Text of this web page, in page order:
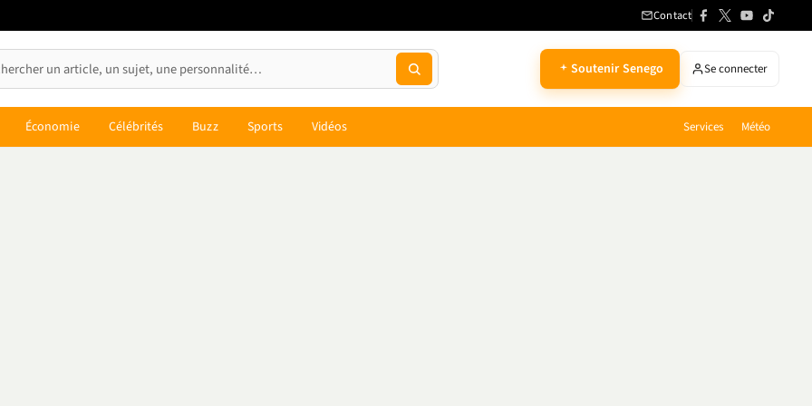
Contact
Soutenir Senego Se connecter
Économie Célébrités Buzz Sports Vidéos Services Météo